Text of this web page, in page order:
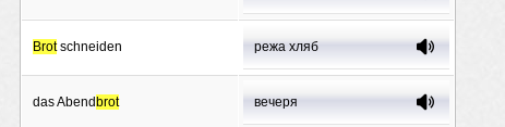
Brotschneiden режа хляб
das Abend brot вечеря